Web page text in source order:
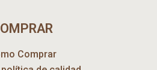
Comprar